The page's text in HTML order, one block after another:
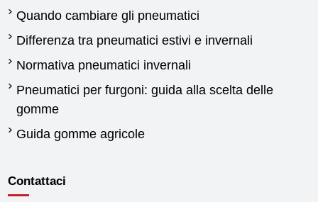
Quando cambiare gli pneumatici
Differenza tra pneumatici estivi e invernali
Normativa pneumatici invernali
Pneumatici per furgoni: guida alla scelta delle
gomme
Guida gomme agricole
Contattaci